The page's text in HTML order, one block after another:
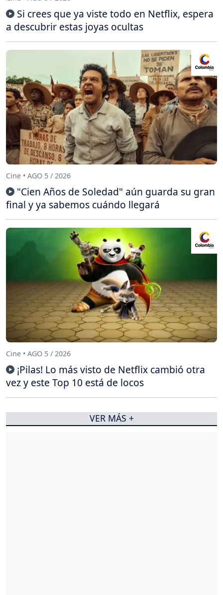
Si crees que ya viste todo en Netflix, espera
a descubrir estas joyas ocultas
Cine • AGO 5 / 2026
"Cien Años de Soledad" aún guarda su gran
final y ya sabemos cuándo llegará
Cine • AGO 5 / 2026
¡Pilas! Lo más visto de Netflix cambió otra
vez y este Top 10 está de locos
VER MÁS +